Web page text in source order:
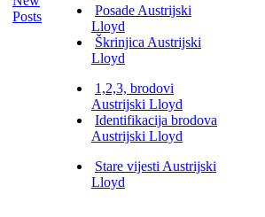
Posade Austrijski
Lloyd
Škrinjica Austrijski
Lloyd
1,2,3, brodovi
Austrijski Lloyd
Identifikacija brodova
Austrijski Lloyd
Stare vijesti Austrijski
Lloyd